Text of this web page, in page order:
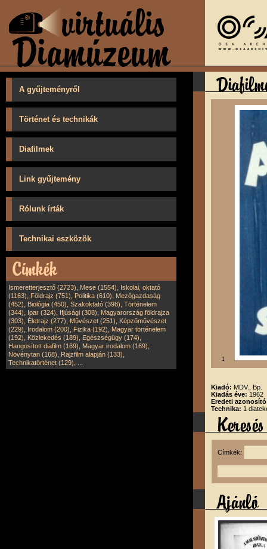
A gyűjteményről
Történet és technikák
Diafilmek
Link gyűjtemény
Rólunk írták
Technikai eszközök
Ismeretterjesztő (2723), Mese (1554), Iskolai, oktató
(1163), Földrajz (751), Politika (610), Mezőgazdaság
(452), Biológia (450), Szakoktató (398), Történelem
(344), Ipar (324), Ifjúsági (308), Magyarország földrajza
(303), Életrajz (277), Művészet (251), Képzőművészet
(229), Irodalom (200), Fizika (192), Magyar történelem
(192), Közlekedés (189), Egészségügy (174),
Hangosított diafilm (169), Magyar irodalom (169),
Növénytan (168), Rajzfilm alapján (133),
Technikatörténet (129), 1
Kiadó: MDV., Bp.
Kiadás éve: 1962
Eredeti
Technika: 1
Címkék: